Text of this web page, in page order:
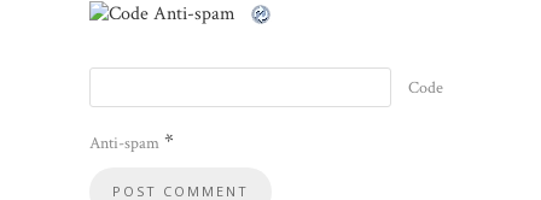
Code
Anti-spam *